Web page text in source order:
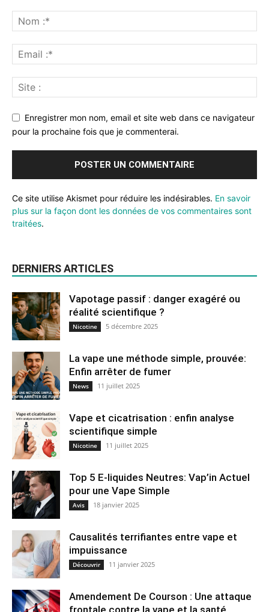
Enregistrer mon nom, email et site web dans ce navigateur
pour la prochaine fois que je commenterai.
Ce site utilise Akismet pour réduire les indésirables. En savoir
plus sur la façon dont les données de vos commentaires sont
traitées.
DERNIERS ARTICLES
Vapotage passif : danger exagéré ou
réalité scientifique ?
Nicotine 5 décembre 2025
La vape une méthode simple, prouvée:
Enfin arrêter de fumer
News 11 juillet 2025
Vape et cicatrisation : enfin analyse
scientifique simple
Nicotine 11 juillet 2025
Top 5 E-liquides Neutres: Vap’in Actuel
pour une Vape Simple
Avis 18 janvier 2025
Causalités terrifiantes entre vape et
impuissance
Découvrir 11 janvier 2025
Amendement De Courson : Une attaque
frontale contre la vape et la santé